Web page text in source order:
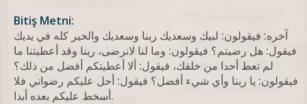
Bitiş Metni:
آخره: فيقولون: لبيك وسعديك ربنا وسعديك والخير كله في يديك
فيقول: هل رضيتم؟ فيقولون: وما لنا لانرضى، ربنا وقد أعطيتنا ما
لم تعط أحدا من خلقك، فيقول: ألا أعطيتكم أفضل من ذلك؟
فيقولون: يا ربنا وأي شيء أفضل؟ فيقول: أحل عليكم رضواني فلا
أسخط عليكم بعده أبدا.